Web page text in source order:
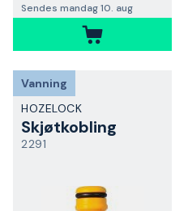
Sendes mandag 10. aug
Vanning
HOZELOCK
Skjøtkobling
2291